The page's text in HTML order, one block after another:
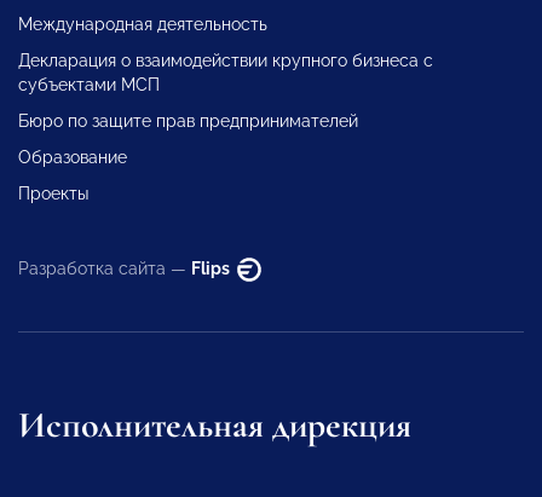
Международная деятельность
Декларация о взаимодействии крупного бизнеса с
субъектами МСП
Бюро по защите прав предпринимателей
Образование
Проекты
Разработка сайта — Flips
Исполнительная дирекция